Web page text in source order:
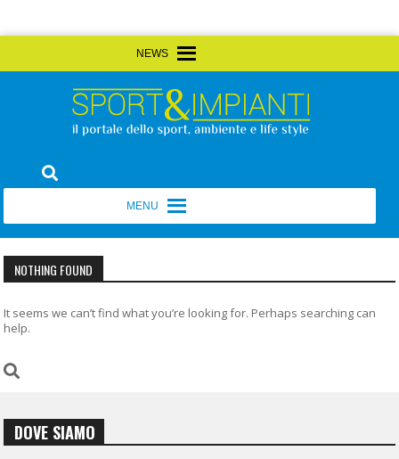
to
Sport&Impianti
NOTHING FOUND
It seems we can’t find what you’re looking for. Perhaps searching can
help.
DOVE SIAMO